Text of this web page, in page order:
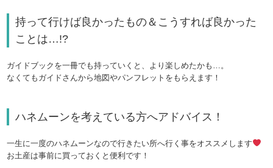
持って行けば良かったもの＆こうすれば良かった
ことは…!?
ガイドブックを一冊でも持っていくと、より楽しめたかも…。
なくてもガイドさんから地図やパンフレットをもらえます！
ハネムーンを考えている方へアドバイス！
一生に一度のハネムーンなので行きたい所へ行く事をオススメします
お土産は事前に買っておくと便利です！